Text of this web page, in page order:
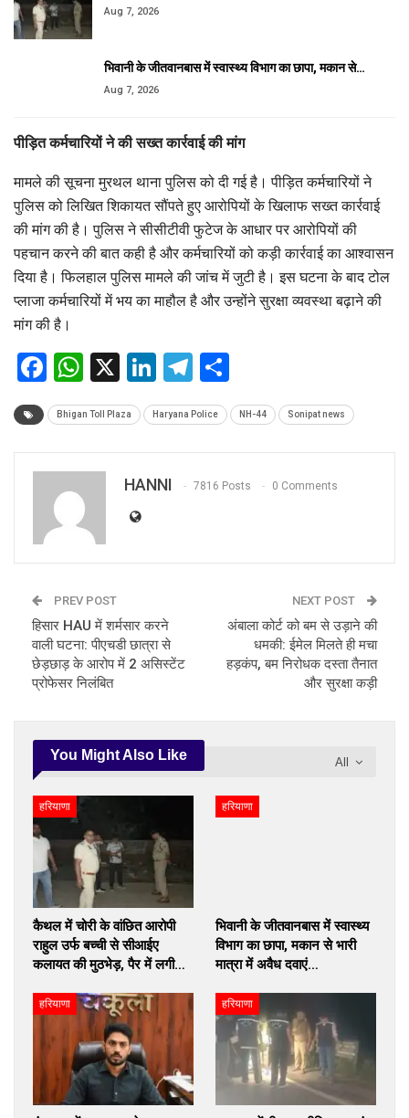
Aug 7, 2026
भिवानी के जीतवानबास में स्वास्थ्य विभाग का छापा, मकान से…
Aug 7, 2026
पीड़ित कर्मचारियों ने की सख्त कार्रवाई की मांग
मामले की सूचना मुरथल थाना पुलिस को दी गई है। पीड़ित कर्मचारियों ने
पुलिस को लिखित शिकायत सौंपते हुए आरोपियों के खिलाफ सख्त कार्रवाई
की मांग की है। पुलिस ने सीसीटीवी फुटेज के आधार पर आरोपियों की
पहचान करने की बात कही है और कर्मचारियों को कड़ी कार्रवाई का आश्वासन
दिया है। फिलहाल पुलिस मामले की जांच में जुटी है। इस घटना के बाद टोल
प्लाजा कर्मचारियों में भय का माहौल है और उन्होंने सुरक्षा व्यवस्था बढ़ाने की
मांग की है।
Facebook
WhatsApp
X LinkedIn
Telegram
Bhigan Toll Plaza Haryana Police NH-44 Sonipat news
HANNI 7816 Posts 0 Comments
PREV POST
हिसार HAU में शर्मसार करने
वाली घटना: पीएचडी छात्रा से
छेड़छाड़ के आरोप में 2 असिस्टेंट
प्रोफेसर निलंबित
NEXT POST
अंबाला कोर्ट को बम से उड़ाने की
धमकी: ईमेल मिलते ही मचा
हड़कंप, बम निरोधक दस्ता तैनात
और सुरक्षा कड़ी
All
You Might Also Like
हरियाणा
कैथल में चोरी के वांछित आरोपी
राहुल उर्फ बच्ची से सीआईए
कलायत की मुठभेड़, पैर में लगी…
हरियाणा
भिवानी के जीतवानबास में स्वास्थ्य
विभाग का छापा, मकान से भारी
मात्रा में अवैध दवाएं…
हरियाणा हरियाणा